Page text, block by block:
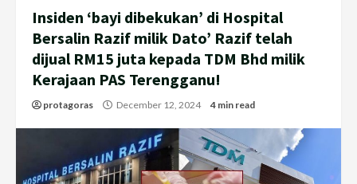
Insiden ‘bayi dibekukan’ di Hospital
Bersalin Razif milik Dato’ Razif telah
dijual RM15 juta kepada TDM Bhd milik
Kerajaan PAS Terengganu!
protagoras December 12, 2024 4 min read